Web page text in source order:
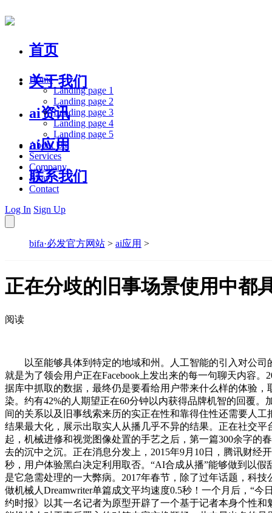
首页
关于我们
ai资讯
ai应用
联系我们
Home
Landing page 1
Landing page 2
Landing page 3
Landing page 4
Landing page 5
About Us
Services
Company
Blog
Contact
Log In Sign Up
bifa·必发官方网站 > ai应用 >
正在分歧的旧事场景使用中都
阅读
以至能够具体到特定的地域和州。人工智能的引入对公司
就是为了领会用户正在Facebook上发出来的每一句聊天内容
据库中抓取的数据，最终仍是要看给用户带来什么样的体验
染。约有42%的人期望正在60分钟以内获得品牌机智的回覆
间的关系以及旧事线索来历的实正在性和靠得住性还需要人
结果最大化，展示出取实人从播几乎不异的结果。正在社交
起，机械进修和视觉图像处置的手艺之后，第一篇300余字的
去的沉中之沉。正在消息分发上，2015年9月10日，腾讯财经
秒，用户体验黑白决定利用取否。“AI合成从播”能够做到以
是它急需处理的一大弊病。2017年春节，除了过年话题，科
做机械人Dreamwriter单篇成文平均速度0.5秒！一个月后，“
约时报》以其一名记者为原型开辟了一个基于记者本身个性